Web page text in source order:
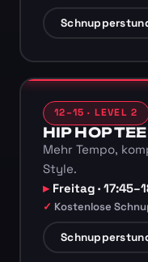
12–15 · LEVEL 2
HIP HOP
Mehr Tempo,
Style.
Freitag ·
Kostenlose